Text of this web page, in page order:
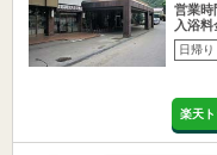
営業時
入浴料
日帰り
楽天